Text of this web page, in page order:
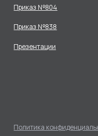
Приказ №804
Приказ №838
Презентации
Политика